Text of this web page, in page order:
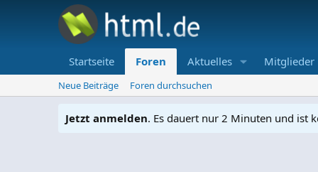
Startseite Foren Aktuelles Mitglieder
Neue Beiträge Foren durchsuchen
Jetzt anmelden. Es dauert nur 2 Minuten und ist